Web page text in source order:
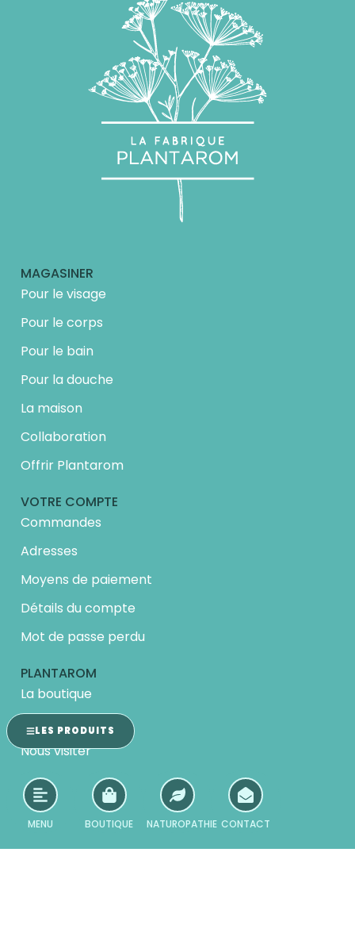
MAGASINER
Pour le visage
Pour le corps
Pour le bain
Pour la douche
La maison
Collaboration
Offrir Plantarom
VOTRE COMPTE
Commandes
Adresses
Moyens de paiement
Détails du compte
Mot de passe perdu
PLANTAROM
La boutique
À propos
Nous visiter
Naturoblogue
Naturopathie
MENU BOUTIQUE
LES PRODUITS
NATUROPATHIE CONTACT